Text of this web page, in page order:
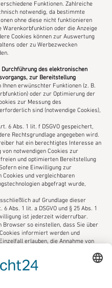
Funktionen. Zahlreiche
notwendig, da bestimmte
ohne diese nicht funktionieren
Warenkorbfunktion oder die Anzeige
Cookies können zur Auswertung
oder zu Werbezwecken
des elektronischen
zur Bereitstellung
erwünschter Funktionen (z. B.
oder zur Optimierung der
zur Messung des
sind (notwendige Cookies),
6 Abs. 1 lit. f DSGVO gespeichert,
Rechtsgrundlage angegeben wird.
hat ein berechtigtes Interesse an
von notwendigen Cookies zur
und optimierten Bereitstellung
eine Einwilligung zur
Cookies und vergleichbaren
abgefragt wurde,
auf Grundlage dieser
Abs. 1 lit. a DSGVO und § 25 Abs. 1
ist jederzeit widerrufbar.
Browser so einstellen, dass Sie über
informiert werden und
erlauben, die Annahme von
Löschen der Cookies beim